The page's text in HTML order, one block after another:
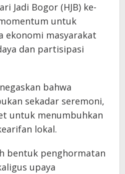
Jadi Bogor (HJB) ke-
untuk
ekonomi masyarakat
dan partisipasi
bahwa
sekadar seremoni,
untuk menumbuhkan
lokal.
bentuk penghormatan
upaya